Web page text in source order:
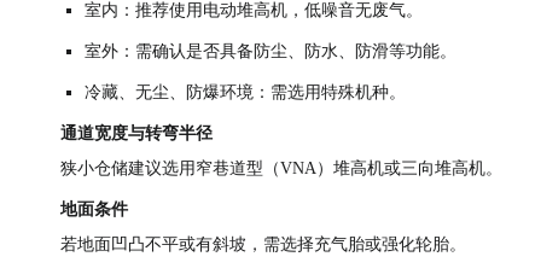
室内：推荐使用电动堆高机，低噪音无废气。
室外：需确认是否具备防尘、防水、防滑等功能。
冷藏、无尘、防爆环境：需选用特殊机种。
通道宽度与转弯半径
狭小仓储建议选用窄巷道型（VNA）堆高机或三向堆高机。
地面条件
若地面凹凸不平或有斜坡，需选择充气胎或强化轮胎。